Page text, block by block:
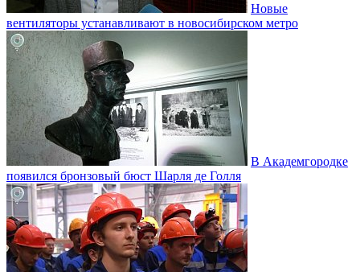
Новые
вентиляторы устанавливают в новосибирском метро
В Академгородке
появился бронзовый бюст Шарля де Голля